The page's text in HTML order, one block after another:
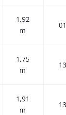
1,92
m
1,75
m
1,91
m